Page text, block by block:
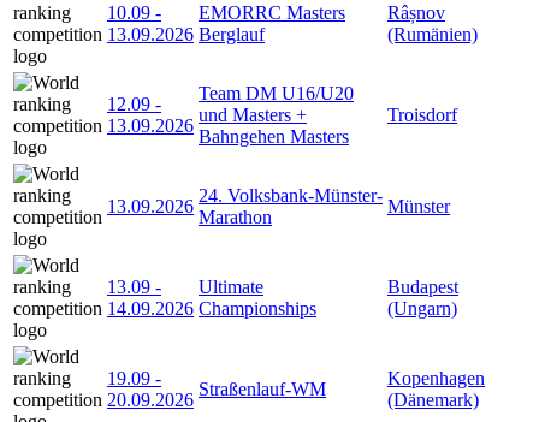
10.09 -
13.09.2026
EMORRC Masters
Berglauf
Râșnov
(Rumänien)
12.09 -
13.09.2026
Team DM U16/U20
und Masters +
Bahngehen Masters
Troisdorf
13.09.2026
24. Volksbank-Münster-
Marathon
Münster
13.09 -
14.09.2026
Ultimate
Championships
Budapest
(Ungarn)
19.09 -
20.09.2026
Straßenlauf-WM
Kopenhagen
(Dänemark)